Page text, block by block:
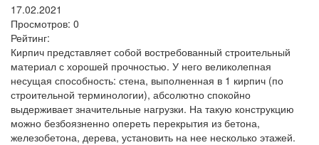
17.02.2021
Просмотров: 0
Рейтинг:
Кирпич представляет собой востребованный строительный
материал с хорошей прочностью. У него великолепная
несущая способность: стена, выполненная в 1 кирпич (по
строительной терминологии), абсолютно спокойно
выдерживает значительные нагрузки. На такую конструкцию
можно безбоязненно опереть перекрытия из бетона,
железобетона, дерева, установить на нее несколько этажей.